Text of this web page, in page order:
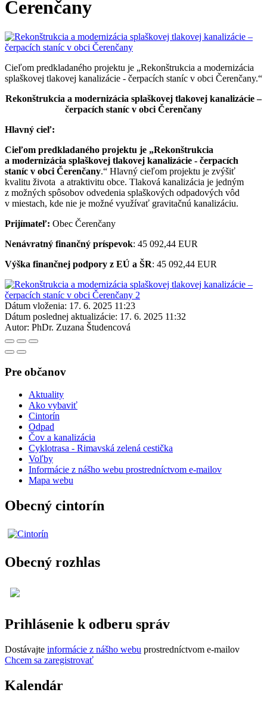
Čerenčany
Cieľom predkladaného projektu je „Rekonštrukcia a modernizácia
splaškovej tlakovej kanalizácie - čerpacích staníc v obci Čerenčany.“
Rekonštrukcia a modernizácia splaškovej tlakovej kanalizácie –
čerpacích staníc v obci Čerenčany
Hlavný cieľ:
Cieľom predkladaného projektu je „Rekonštrukcia
a modernizácia splaškovej tlakovej kanalizácie - čerpacích
staníc v obci Čerenčany.“ Hlavný cieľom projektu je zvýšiť
kvalitu života a atraktivitu obce. Tlaková kanalizácia je jedným
z možných spôsobov odvedenia splaškových odpadových vôd
v miestach, kde nie je možné využívať gravitačnú kanalizáciu.
Prijímateľ: Obec Čerenčany
Nenávratný finančný príspevok: 45 092,44 EUR
Výška finančnej podpory z EÚ a ŠR: 45 092,44 EUR
Dátum vloženia: 17. 6. 2025 11:23
Dátum poslednej aktualizácie: 17. 6. 2025 11:32
Autor: PhDr. Zuzana Študencová
Pre občanov
Aktuality
Ako vybaviť
Cintorín
Odpad
Čov a kanalizácia
Cyklotrasa - Rimavská zelená cestička
Voľby
Informácie z nášho webu prostredníctvom e-mailov
Mapa webu
Obecný cintorín
Obecný rozhlas
Prihlásenie k odberu správ
Dostávajte informácie z nášho webu prostredníctvom e-mailov
Chcem sa zaregistrovať
Kalendár